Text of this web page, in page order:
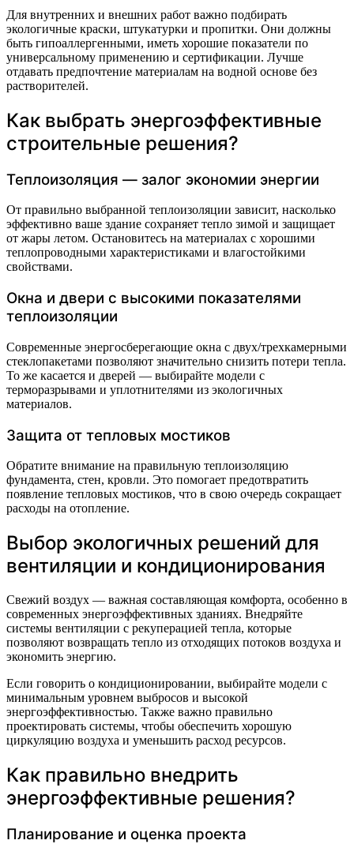
Для внутренних и внешних работ важно подбирать
экологичные краски, штукатурки и пропитки. Они должны
быть гипоаллергенными, иметь хорошие показатели по
универсальному применению и сертификации. Лучше
отдавать предпочтение материалам на водной основе без
растворителей.
Как выбрать энергоэффективные
строительные решения?
Теплоизоляция — залог экономии энергии
От правильно выбранной теплоизоляции зависит, насколько
эффективно ваше здание сохраняет тепло зимой и защищает
от жары летом. Остановитесь на материалах с хорошими
теплопроводными характеристиками и влагостойкими
свойствами.
Окна и двери с высокими показателями
теплоизоляции
Современные энергосберегающие окна с двух/трехкамерными
стеклопакетами позволяют значительно снизить потери тепла.
То же касается и дверей — выбирайте модели с
терморазрывами и уплотнителями из экологичных
материалов.
Защита от тепловых мостиков
Обратите внимание на правильную теплоизоляцию
фундамента, стен, кровли. Это помогает предотвратить
появление тепловых мостиков, что в свою очередь сокращает
расходы на отопление.
Выбор экологичных решений для
вентиляции и кондиционирования
Свежий воздух — важная составляющая комфорта, особенно в
современных энергоэффективных зданиях. Внедряйте
системы вентиляции с рекуперацией тепла, которые
позволяют возвращать тепло из отходящих потоков воздуха и
экономить энергию.
Если говорить о кондиционировании, выбирайте модели с
минимальным уровнем выбросов и высокой
энергоэффективностью. Также важно правильно
проектировать системы, чтобы обеспечить хорошую
циркуляцию воздуха и уменьшить расход ресурсов.
Как правильно внедрить
энергоэффективные решения?
Планирование и оценка проекта